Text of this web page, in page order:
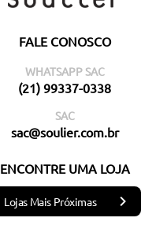
FALE CONOSCO
WHATSAPP SAC
(21) 99337-0338
SAC
sac@soulier.com.br
ENCONTRE UMA LOJA
Lojas Mais Próximas